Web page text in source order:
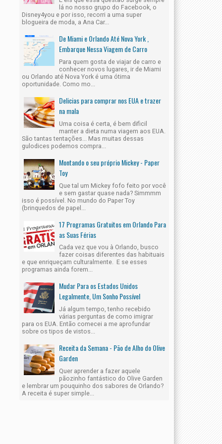
lá no nosso grupo do Facebook, o
Disney4you e por isso, recorri a uma super
blogueira de moda, a Ana Car...
De Miami e Orlando Até Nova York ,
Embarque Nessa Viagem de Carro
Para quem gosta de viajar de carro e
conhecer novos lugares, ir de Miami
ou Orlando até Nova York é uma ótima
oportunidade. Como mo...
Delicias para comprar nos EUA e trazer
na mala
Uma coisa é certa, é bem dificil
manter a dieta numa viagem aos EUA.
São tantas tentações... Mas muitas dessas
gulodices podemos compra...
Montando o seu próprio Mickey - Paper
Toy
Que tal um Mickey fofo feito por você
e sem gastar quase nada? Simmmm
isso é possível. No mundo do Paper Toy
(brinquedos de papel...
17 Programas Gratuitos em Orlando Para
as Suas Férias
Cada vez que vou à Orlando, busco
fazer coisas diferentes das habituais
e que enriqueçam culturalmente. E se esses
programas ainda forem...
Mudar Para os Estados Unidos
Legalmente, Um Sonho Possível
Já algum tempo, tenho recebido
várias perguntas de como imigrar
para os EUA. Então comecei a me aprofundar
sobre os tipos de vistos...
Receita da Semana - Pão de Alho do Olive
Garden
Quer aprender a fazer aquele
pãozinho fantástico do Olive Garden
e lembrar um pouquinho dos sabores de Orlando?
A receita é super simple...